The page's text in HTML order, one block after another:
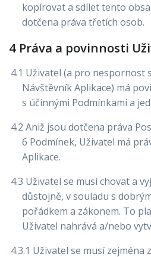
kopírovat a sdílet tento
dotčena práva třetích osob.
4 Práva a povinnosti
4.1 Uživatel (a pro nespornost
Návštěvník Aplikace) má
s účinnými Podmínkami a
4.2 Aniž jsou dotčena práva
6 Podmínek, Uživatel má
Aplikace.
4.3 Uživatel se musí chovat a
důstojně, v souladu s
pořádkem a zákonem. To
Uživatel nahrává a/nebo
4.3.1 Uživatel se musí zejména